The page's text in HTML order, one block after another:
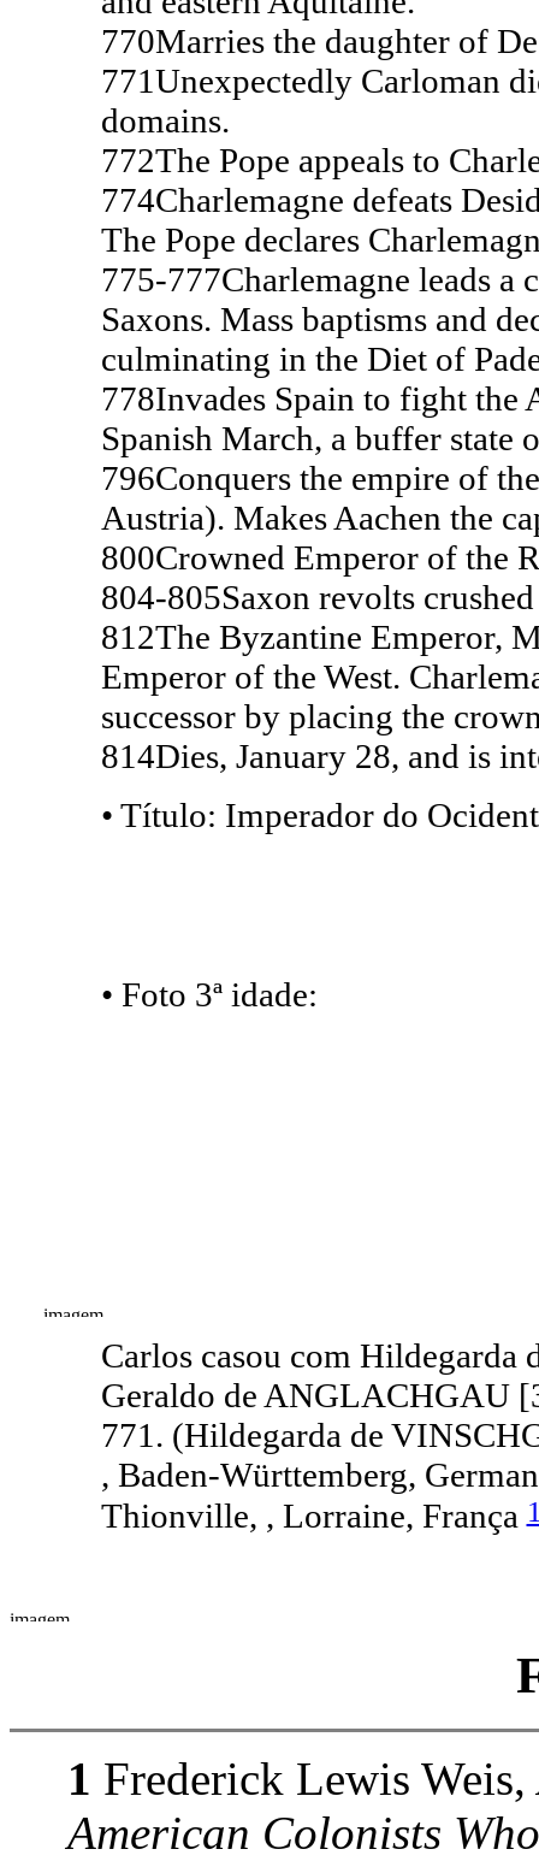
770Marries the daughter of
771Unexpectedly Carloman
domains.
772The Pope appeals to
774Charlemagne defeats
The Pope declares
775-777Charlemagne leads a
Saxons. Mass baptisms and
culminating in the Diet of
778Invades Spain to fight the
Spanish March, a buffer state
796Conquers the empire of
Austria). Makes Aachen the
800Crowned Emperor of the
804-805Saxon revolts crushed
812The Byzantine Emperor,
Emperor of the West.
successor by placing the
814Dies, January 28, and is
• Título: Imperador do
• Foto 3ª idade:
Carlos casou com
Geraldo de ANGLACHGAU
771. (Hildegarda de
, Baden-Württemberg,
Thionville, , Lorraine, França
1 Frederick Lewis Weis,
American Colonists